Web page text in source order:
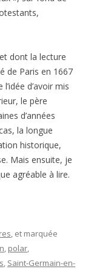
dont la lecture
de Paris en 1667
d’avoir mis
le père
d’années
la longue
historique,
Mais ensuite, je
agréable à lire.
, et marquée
, polar,
, Saint-Germain-en-